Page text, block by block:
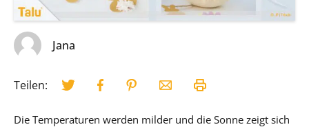
Jana
Teilen:
Die Temperaturen werden milder und die Sonne zeigt sich